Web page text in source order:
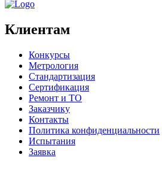
Клиентам
Конкурсы
Метрология
Стандартизация
Сертификация
Ремонт и ТО
Заказчику
Контакты
Политика конфиденциальности
Испытания
Заявка